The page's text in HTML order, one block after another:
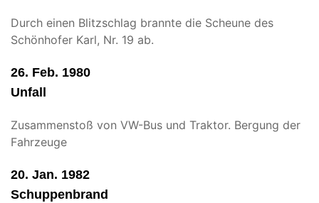
Durch einen Blitzschlag brannte die Scheune des
Schönhofer Karl, Nr. 19 ab.
26. Feb. 1980
Unfall
Zusammenstoß von VW-Bus und Traktor. Bergung der
Fahrzeuge
20. Jan. 1982
Schuppenbrand